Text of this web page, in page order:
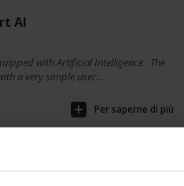
AI
with Artificial Intelligence The
a very simple user...
Per saperne di più